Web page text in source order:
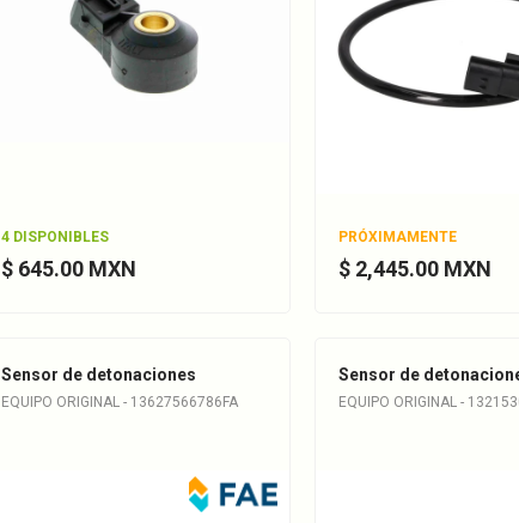
4 DISPONIBLES
$ 645.00 MXN
PRÓXIMAMENTE
$ 2,445.00 MXN
Sensor de detonaciones
EQUIPO ORIGINAL - 13627566786FA
Sensor de
EQUIPO ORIGINAL -